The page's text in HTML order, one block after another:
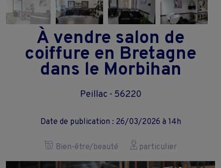
À vendre salon de
coiffure en Bretagne
dans le Morbihan
Peillac - 56220
Date de publication : 26/03/2026 à 14h
Bien-être/beauté particulier